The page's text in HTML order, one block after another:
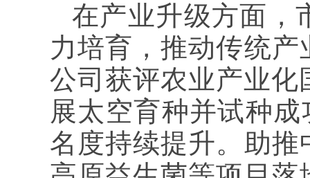
在产业升级方面，
力培育，推动传统
公司获评农业产业化
展太空育种并试种
名度持续提升。助